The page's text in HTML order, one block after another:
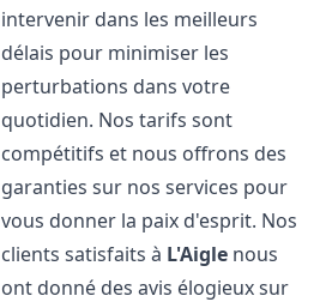
intervenir dans les meilleurs
délais pour minimiser les
perturbations dans votre
quotidien. Nos tarifs sont
compétitifs et nous offrons des
garanties sur nos services pour
vous donner la paix d'esprit. Nos
clients satisfaits à L'Aigle nous
ont donné des avis élogieux sur